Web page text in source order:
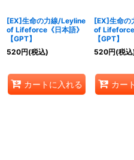
[EX]生命の力線/Leyline
of Lifeforce《日本語》
【GPT】
520円(税込)
カートに入れる
[EX]生命の
of Lifeforce
【GPT】
520円(税
カー